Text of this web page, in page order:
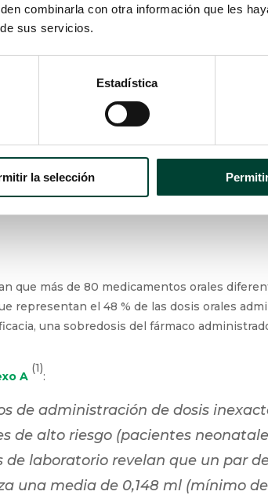
combinarla con otra información que les
sus servicios.
Estadística
la selección
ENFit es un sistema adaptado para adultos,
a posibles riesgos en la administración
se indica en el Anexo E
(1)
:
de apenas 0,1 ml o incluso
que más de 80 medicamentos orales
representan el 48 % de las dosis orales
una sobredosis del fármaco
A
(1)
:
de administración de dosis
de alto riesgo (pacientes
de laboratorio revelan que un par
una media de 0,148 ml (mínimo